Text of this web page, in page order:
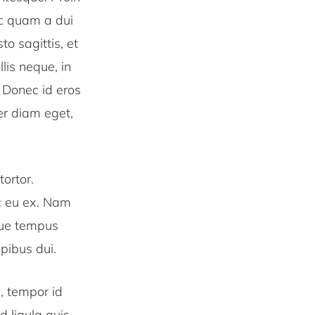
quam a dui
sagittis, et
neque, in
id eros
diam eget,
ex. Nam
tempus
dui.
tempor id